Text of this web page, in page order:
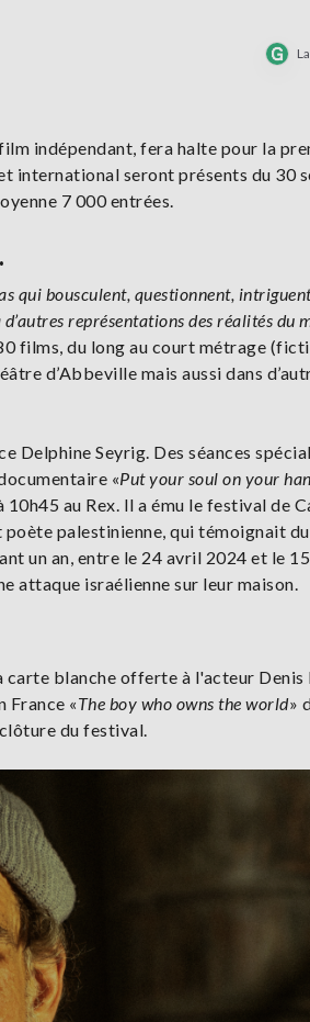
indépendant, fera halte pour la
international seront présents du 30
7 000 entrées.
qui bousculent, questionnent,
représentations des réalités du
films, du long au court métrage
d’Abbeville mais aussi dans
Delphine Seyrig. Des séances
«Put your soul on your
au Rex. Il a ému le festival de
palestinienne, qui témoignait
un an, entre le 24 avril 2024 et le
attaque israélienne sur leur maison.
carte blanche offerte à l'acteur Denis
France «The boy who owns the world»
du festival.